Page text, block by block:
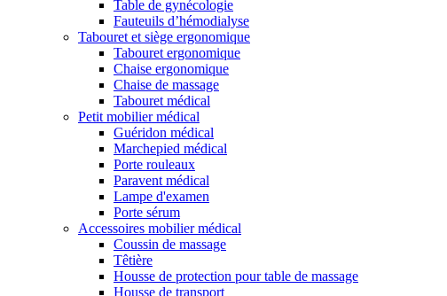
Table de gynécologie
Fauteuils d’hémodialyse
Tabouret et siège ergonomique
Tabouret ergonomique
Chaise ergonomique
Chaise de massage
Tabouret médical
Petit mobilier médical
Guéridon médical
Marchepied médical
Porte rouleaux
Paravent médical
Lampe d'examen
Porte sérum
Accessoires mobilier médical
Coussin de massage
Têtière
Housse de protection pour table de massage
Housse de transport